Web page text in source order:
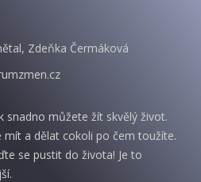
Zdeňka Čermáková
snadno můžete žít skvělý život.
mít a dělat cokoli po čem toužíte.
se pustit do života! Je to